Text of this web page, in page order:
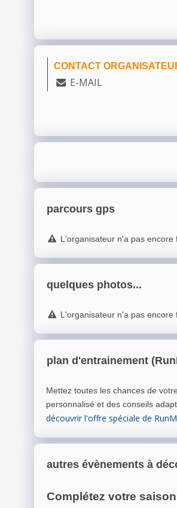
CONTACT
E-MAIL
parcours gps
L'organisateur n'a pas encore
quelques photos...
L'organisateur n'a pas
plan d'entrainement
Mettez toutes les chances de
personnalisé et des conseils
découvrir l'offre spéciale de
autres évènements à
Complétez votre